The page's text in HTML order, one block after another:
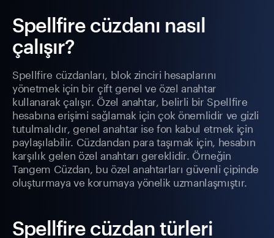
Spellfire cüzdanı nasıl
çalışır?
Spellfire cüzdanları, blok zinciri hesaplarını
yönetmek için bir çift genel ve özel anahtar
kullanarak çalışır. Özel anahtar, belirli bir Spellfire
hesabına erişimi sağlamak için çok önemlidir ve gizli
tutulmalıdır, genel anahtar ise fon kabul etmek için
paylaşılabilir. Cüzdandan para taşımak için, hesabın
karşılık gelen özel anahtarı gereklidir. Örneğin
Tangem Cüzdan, bu özel anahtarları güvenli çipinde
oluşturmaya ve korumaya yönelik uzmanlaşmıştır.
Spellfire cüzdan türleri